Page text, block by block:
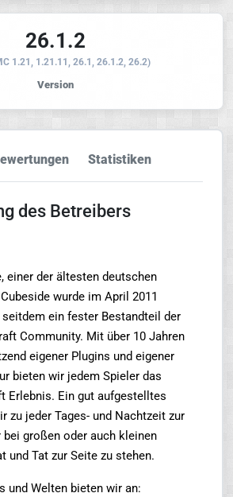
26.1.2
1.21, 1.21.11, 26.1, 26.1.2, 26.2)
Version
Statistiken
des Betreibers
einer der ältesten deutschen
wurde im April 2011
ein fester Bestandteil der
Community. Mit über 10 Jahren
eigener Plugins und eigener
bieten wir jedem Spieler das
Erlebnis. Ein gut aufgestelltes
zu jeder Tages- und Nachtzeit zur
bei großen oder auch kleinen
und Tat zur Seite zu stehen.
und Welten bieten wir an: